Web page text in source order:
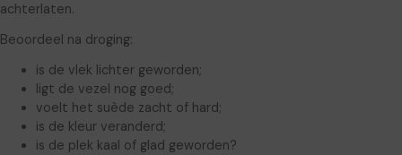
achterlaten.
Beoordeel na droging:
is de vlek lichter geworden;
ligt de vezel nog goed;
voelt het suède zacht of hard;
is de kleur veranderd;
is de plek kaal of glad geworden?